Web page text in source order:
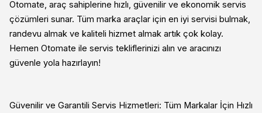
Otomate, araç sahiplerine hızlı, güvenilir ve ekonomik servis
çözümleri sunar. Tüm marka araçlar için en iyi servisi bulmak,
randevu almak ve kaliteli hizmet almak artık çok kolay.
Hemen Otomate ile servis tekliflerinizi alın ve aracınızı
güvenle yola hazırlayın!
Güvenilir ve Garantili Servis Hizmetleri: Tüm Markalar İçin Hızlı